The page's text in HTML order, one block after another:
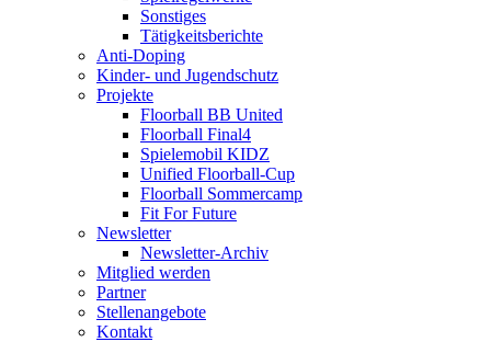
Sonstiges
Tätigkeitsberichte
Anti-Doping
Kinder- und Jugendschutz
Projekte
Floorball BB United
Floorball Final4
Spielemobil KIDZ
Unified Floorball-Cup
Floorball Sommercamp
Fit For Future
Newsletter
Newsletter-Archiv
Mitglied werden
Partner
Stellenangebote
Kontakt